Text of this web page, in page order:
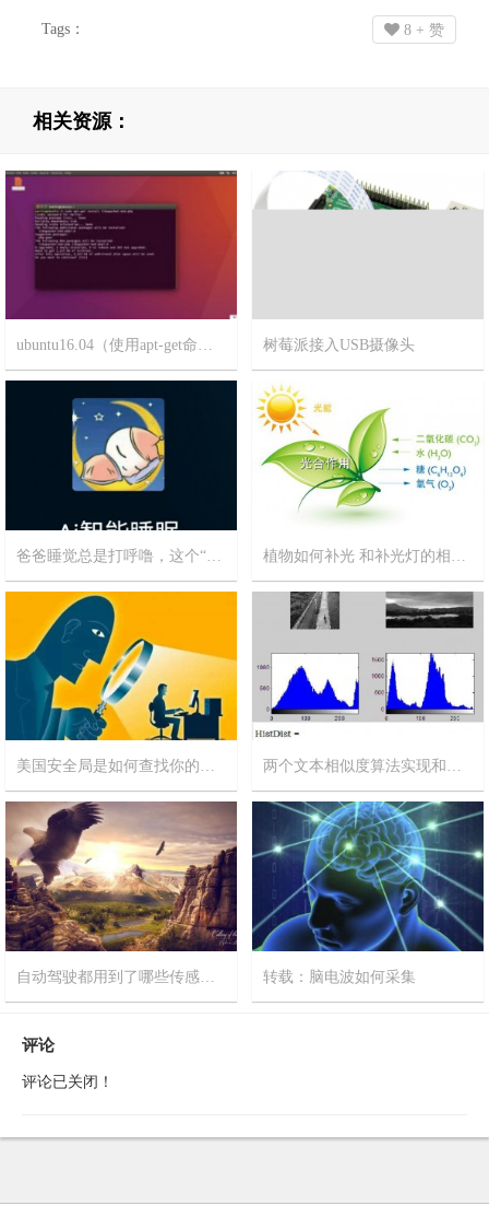
Tags： 8 + 赞
相关资源：
ubuntu16.04（使用apt-get命令）如何安装jdk/mysql/tomcat 树莓派接入USB摄像头
2019-12-26
2019-7-29 2019-4-8 8
美国安全局是如何查找你的电脑IP的?
2018-8-20
两个文本相似度算法实现和对比
2018-8-13 17
转载：脑电波如何采集
评论
评论已关闭！